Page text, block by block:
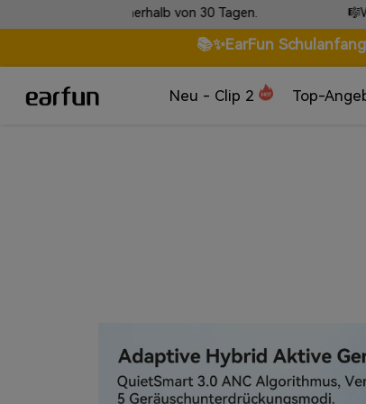
🎼Wir präsentieren EarFun Tones ·
📚✨EarFun
Neu - Clip 2 Top-